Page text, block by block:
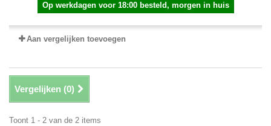
Op werkdagen voor 18:00 besteld, morgen in huis
Aan vergelijken toevoegen
Vergelijken (0)
Toont 1 - 2 van de 2 items